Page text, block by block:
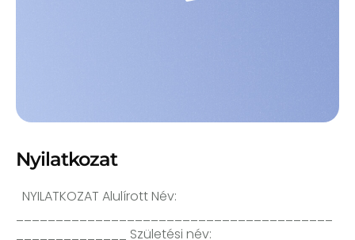
Nyilatkozat
NYILATKOZAT Alulírott Név:
______________ Születési név: